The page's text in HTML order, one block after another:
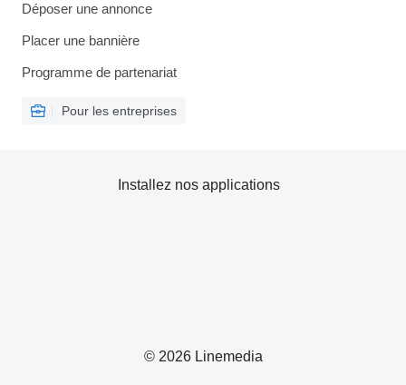
Déposer une annonce
Placer une bannière
Programme de partenariat
Pour les entreprises
© 2026 Linemedia
Installez nos applications